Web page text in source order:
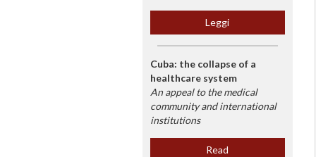
Leggi
Cuba: the collapse of a
healthcare system
An appeal to the medical
community and international
institutions
Read